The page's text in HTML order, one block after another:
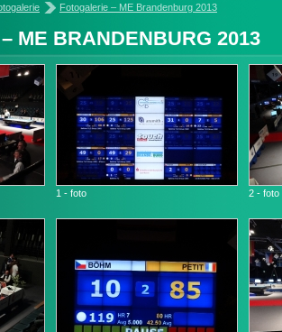
» Fotogalerie – ME Brandenburg 2013
ME BRANDENBURG 2013
1 - foto 2 - foto